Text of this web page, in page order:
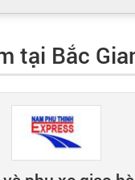
dụng
tại Bắc